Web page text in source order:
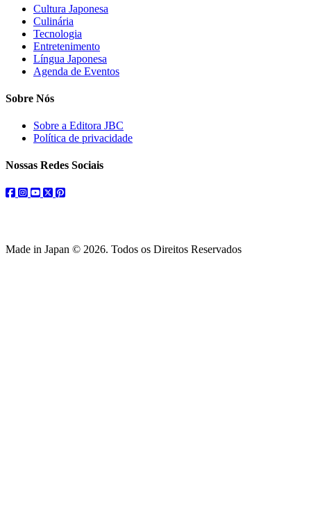
Cultura Japonesa
Culinária
Tecnologia
Entretenimento
Língua Japonesa
Agenda de Eventos
Sobre Nós
Sobre a Editora JBC
Política de privacidade
Nossas Redes Sociais
facebook
instagram
youtube
twitterpinterest
Made in Japan © 2026. Todos os Direitos Reservados